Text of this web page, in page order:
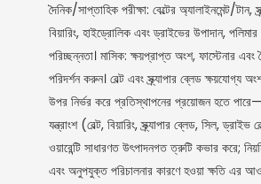
দৈনিক/সাপ্তাহিক পরীক্ষা: বেল্টের অ্যালাইনমেন্ট/টান,
বিয়ারিং, হাইড্রোলিক এবং ড্রাইভের উপাদান,
পরিচ্ছন্নতা। মাসিক: ক্ষয়প্রাপ্ত অংশ, ফাস্টেনার
পরিদর্শন করুন। বেল্ট এবং স্ক্র্যাপার ব্লেড ক্ষয়যোগ্য
উপর নির্ভর করে প্রতিস্থাপনের প্রয়োজন হতে
যন্ত্রাংশ (বেল্ট, বিয়ারিং, স্ক্র্যাপার ব্লেড, সিল,
ওয়ারেন্টি সাধারণত উৎপাদনগত ত্রুটি কভার করে;
এবং অনুপযুক্ত পরিচালনার কারণে হওয়া ক্ষতি